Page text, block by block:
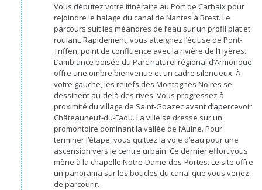
Vous débutez votre itinéraire au Port de Carhaix pour
rejoindre le halage du canal de Nantes à Brest. Le
parcours suit les méandres de l’eau sur un profil plat et
roulant. Rapidement, vous atteignez l’écluse de Pont-
Triffen, point de confluence avec la rivière de l’Hyères.
L’ambiance boisée du Parc naturel régional d’Armorique
offre une ombre bienvenue et un cadre silencieux. À
votre gauche, les reliefs des Montagnes Noires se
dessinent au-delà des rives. Vous progressez à
proximité du village de Saint-Goazec avant d’apercevoir
Châteauneuf-du-Faou. La ville se dresse sur un
promontoire dominant la vallée de l’Aulne. Pour
terminer l’étape, vous quittez la voie d’eau pour une
ascension vers le centre urbain. Ce dernier effort vous
mène à la chapelle Notre-Dame-des-Portes. Le site offre
un panorama sur les boucles du canal que vous venez
de parcourir.